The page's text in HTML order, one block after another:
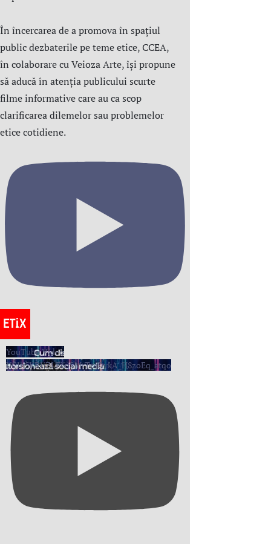
În încercarea de a promova în spațiul
public dezbaterile pe teme etice, CCEA,
în colaborare cu Veioza Arte, își propune
să aducă în atenția publicului scurte
filme informative care au ca scop
clarificarea dilemelor sau problemelor
etice cotidiene.
YouTube Video
UCIh5KRIiZLE6oSMrTpjDvkA_H8zoEq_atqo